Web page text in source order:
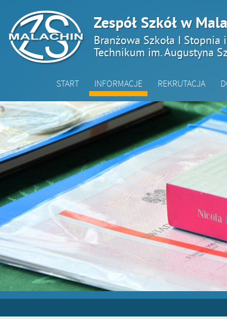
Zespół Szkół w
Branżowa Szkoła I Stopnia
Technikum im. Augustyna
START INFORMACJE REKRUTACJA